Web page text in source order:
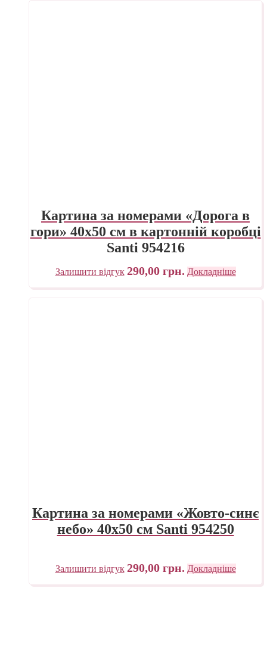
Картина за номерами «Дорога в
гори» 40х50 см в картонній коробці
Santi 954216
Залишити відгук 290,00 грн. Докладніше
Картина за номерами «Жовто-синє
небо» 40х50 см Santi 954250
Залишити відгук 290,00 грн. Докладніше